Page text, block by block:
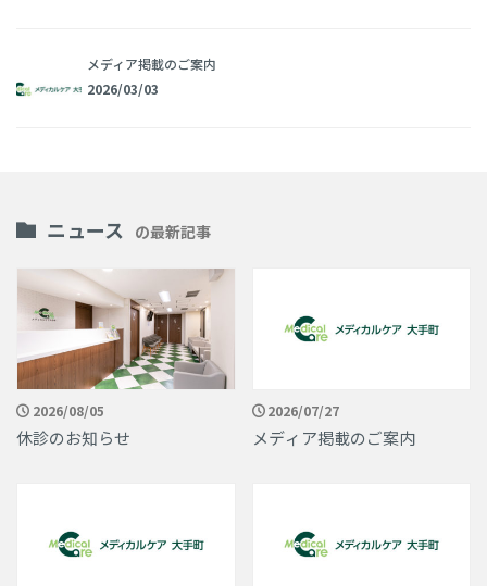
メディア掲載のご案内
2026/03/03
ニュース の最新記事
2026/08/05
休診のお知らせ
2026/07/27
メディア掲載のご案内